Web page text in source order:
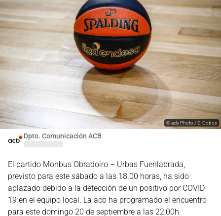
Dpto. Comunicación ACB
©acb Photo / E. Cobos
El partido Monbus Obradoiro – Urbas Fuenlabrada,
previsto para este sábado a las 18.00 horas, ha sido
aplazado debido a la detección de un positivo por COVID-
19 en el equipo local. La acb ha programado el encuentro
para este domingo 20 de septiembre a las 22:00h.